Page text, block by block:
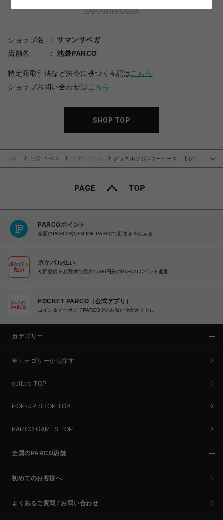
ショップ名
サマンサベガ
店舗名
池袋PARCO
特定商取引法など法令に基づく表記は こちら
ショップお問い合わせは こちら
SHOP TOP
TOP 池袋PARCO サマンサベガ
ジュエルリボンキーケース 【ホワイ
PARCOポイント
全国のPARCOやONLINE PARCOで貯まる＆使える
ポケパル払い
初回登録＆お買物で最大1,500円分のPARCOポイント進呈
POCKET PARCO（公式アプリ）
コイン＆クーポンでPARCOでのお買い物がオトクに
カテゴリー
全カテゴリーから探す
culture TOP
POP-UP SHOP TOP
PARCO GAMES TOP
全国のPARCO店舗
初めてのお客様へ
よくあるご質問 / お問い合わせ